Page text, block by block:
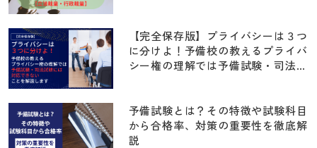
【完全保存版】プライバシーは３つ
に分けよ！予備校の教えるプライバ
シー権の理解では予備試験・司法試
前科照会事件・早稲田大学江沢民事
件・指紋押捺事件】
予備試験とは？その特徴や試験科目
から合格率、対策の重要性を徹底解
説